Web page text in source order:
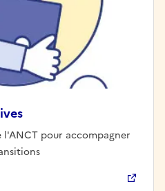
pour accompagner